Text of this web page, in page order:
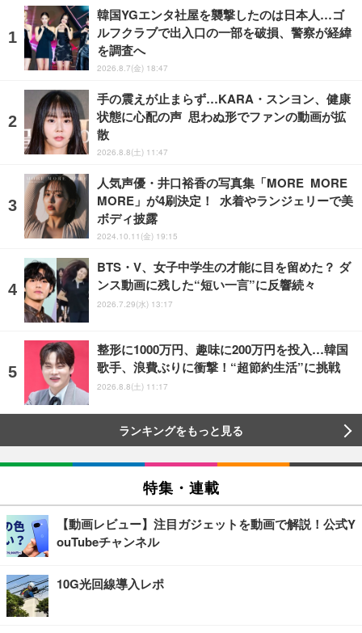
韓国YGエンタ社屋を襲撃したのは日本人…ゴ
ルフクラブで出入口の一部を破損、警察が経緯
を調査へ
2026.8.7(金) 18:47
手の震えが止まらず…KARA・スンヨン、健康
状態に心配の声 思わぬ形でファンの動画が拡
散
2026.8.8(土) 11:47
人気声優・井口裕香の写真集「MORE MORE
MORE」が4刷決定！ 水着やランジェリーで美
ボディ披露
2024.10.11(金) 19:15
BTS・V、女子中学生の才能に目を留めた？ ダ
ンス動画に残した“短い一言”に反響続々
2026.7.29(水) 13:17
整形に1000万円、趣味に200万円を投入…韓国
歌手、浪費ぶりに衝撃！“超節約生活”に挑戦
2026.8.8(土) 11:17
ランキングをもっと見る
特集・連載
【動画レビュー】注目ガジェットを動画で解説！公式Y
ouTubeチャンネル
10G光回線導入レポ